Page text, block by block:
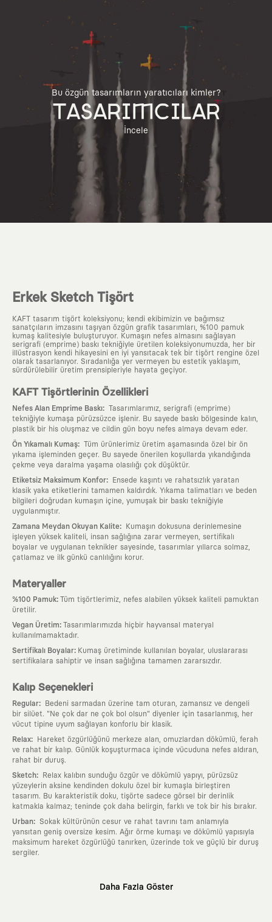
Bu özgün tasarımların yaratıcıları kimler?
TASARIMCILAR
İncele
Erkek Sketch Tişört
KAFT tasarım tişört koleksiyonu; kendi ekibimizin ve bağımsız
sanatçıların imzasını taşıyan özgün grafik tasarımları, %100 pamuk
kumaş kalitesiyle buluşturuyor. Kumaşın nefes almasını sağlayan
serigrafi (emprime) baskı tekniğiyle üretilen koleksiyonumuzda, her bir
illüstrasyon kendi hikayesini en iyi yansıtacak tek bir tişört rengine özel
olarak tasarlanıyor. Sıradanlığa yer vermeyen bu estetik yaklaşım,
sürdürülebilir üretim prensipleriyle hayata geçiyor.
KAFT Tişörtlerinin Özellikleri
Nefes Alan Emprime Baskı: Tasarımlarımız, serigrafi (emprime)
tekniğiyle kumaşa pürüzsüzce işlenir. Bu sayede baskı bölgesinde kalın,
plastik bir his oluşmaz ve cildin gün boyu nefes almaya devam eder.
Ön Yıkamalı Kumaş: Tüm ürünlerimiz üretim aşamasında özel bir ön
yıkama işleminden geçer. Bu sayede önerilen koşullarda yıkandığında
çekme veya daralma yaşama olasılığı çok düşüktür.
Etiketsiz Maksimum Konfor:
Ensede kaşıntı ve rahatsızlık yaratan
klasik yaka etiketlerini tamamen kaldırdık. Yıkama talimatları ve beden
bilgileri doğrudan kumaşın içine, yumuşak bir baskı tekniğiyle
uygulanmıştır.
Zamana Meydan Okuyan Kalite:
Kumaşın dokusuna derinlemesine
işleyen yüksek kaliteli, insan sağlığına zarar vermeyen, sertifikalı
boyalar ve uygulanan teknikler sayesinde, tasarımlar yıllarca solmaz,
çatlamaz ve ilk günkü canlılığını korur.
Materyaller
%100 Pamuk: Tüm tişörtlerimiz, nefes alabilen yüksek kaliteli pamuktan
üretilir.
Vegan Üretim: Tasarımlarımızda hiçbir hayvansal materyal
kullanılmamaktadır.
Sertifikalı Boyalar: Kumaş üretiminde kullanılan boyalar, uluslararası
sertifikalara sahiptir ve insan sağlığına tamamen zararsızdır.
Kalıp Seçenekleri
Regular:
Bedeni sarmadan üzerine tam oturan, zamansız ve dengeli
bir silüet. "Ne çok dar ne çok bol olsun" diyenler için tasarlanmış, her
vücut tipine uyum sağlayan konforlu bir klasik.
Relax:
Hareket özgürlüğünü merkeze alan, omuzlardan dökümlü, ferah
ve rahat bir kalıp. Günlük koşuşturmaca içinde vücuduna nefes aldıran,
rahat bir duruş.
Sketch:
Relax kalıbın sunduğu özgür ve dökümlü yapıyı, pürüzsüz
yüzeylerin aksine kendinden dokulu özel bir kumaşla birleştiren
tasarım. Bu karakteristik doku, tişörte sadece görsel bir derinlik
katmakla kalmaz; teninde çok daha belirgin, farklı ve tok bir his bırakır.
Urban: Sokak kültürünün cesur ve rahat tavrını tam anlamıyla
yansıtan geniş oversize kesim. Ağır örme kumaşı ve dökümlü yapısıyla
maksimum hareket özgürlüğü tanırken, üzerinde tok ve güçlü bir duruş
sergiler.
Daha Fazla Göster